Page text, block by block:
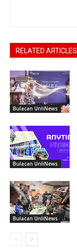
RELATED ARTICLES
Bulacan UnliNews
Bulacan UnliNews
Bulacan UnliNews